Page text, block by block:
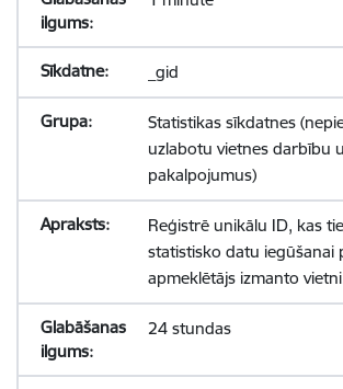
_gid
Statistikas sīkdatnes
uzlabotu vietnes darbību
pakalpojumus)
Reģistrē unikālu ID, kas
statistisko datu iegūšanai
apmeklētājs izmanto
24 stundas